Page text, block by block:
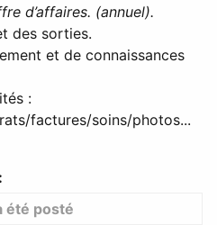
d’affaires. (annuel).
des sorties.
et de connaissances
:
factures/soins/photos...
été posté